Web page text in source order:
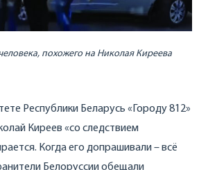
похожего на Николая Киреева
Республики Беларусь «Городу 812»
Киреев «со следствием
Когда его допрашивали – всё
Белоруссии обещали